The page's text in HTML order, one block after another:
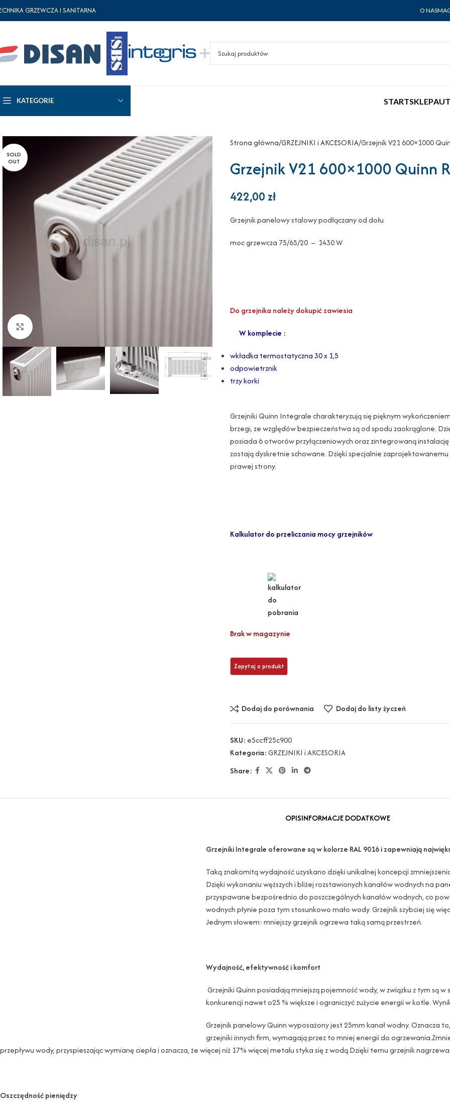
GRZEWCZA I SANITARNA O NAS
KATEGORIE STARTSKLEP
SOLD
OUT
Strona główna GRZEJNIKI i AKCESORIA Grzejnik V21 600×1000
Grzejnik V21 600×1000 Quinn
422,00zł
Grzejnik panelowy stalowy podłączany od dołu
moc grzewcza 75/65/20 – 1430 W
Do grzejnika należy dokupić zawiesia
W komplecie :
wkładka termostatyczna 30 x 1,5
odpowietrznik
trzy korki
Grzejniki Quinn Integrale charakteryzują się pięknym
brzegi, ze względów bezpieczeństwa są od spodu zaokrąglone.
posiada 6 otworów przyłączeniowych oraz zintegrowaną
zostają dyskretnie schowane. Dzięki specjalnie
prawej strony.
Kalkulator do przeliczania mocy grzejników
Brak w magazynie
Dodaj do porównania Dodaj do listy życzeń
SKU: e5ccff25c900
Kategoria:GRZEJNIKI i AKCESORIA
Share:
OPISINFORMACJE DODATKOWE
Grzejniki Integrale oferowane są w kolorze RAL 9016 i zapewniają
Taką znakomitą wydajność uzyskano dzięki unikalnej koncepcji
Dzięki wykonaniu węższych i bliżej rozstawionych kanałów wodnych na
przyspawane bezpośrednio do poszczególnych kanałów wodnych, co
wodnych płynie poza tym stosunkowo mało wody. Grzejnik szybciej się
Jednym słowem: mniejszy grzejnik ogrzewa taką samą przestrzeń.
Wydajność, efektywność i komfort
Grzejniki Quinn posiadają mniejszą pojemność wody, w związku z tym są
konkurencji nawet o25 % większe i ograniczyć zużycie energii w kotle.
Grzejnik panelowy Quinn wyposażony jest 25mm kanał wodny. Oznacza
grzejniki innych firm, wymagają przez to mniej energii do
przepływu wody, przyspieszając wymianę ciepła i oznacza, że ​​więcej niż 17% więcej metalu styka się z wodą.Dzięki temu grzejnik
Oszczędność pieniędzy